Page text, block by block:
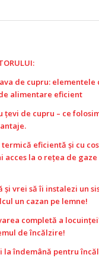
de cupru: elementele
alimentare eficient
țevi de cupru – ce
eficientă și cu
acces la o rețea de
și vrei să îi instalezi un
un cazan pe lemne!
completă a
de încălzire!
la îndemână pentru